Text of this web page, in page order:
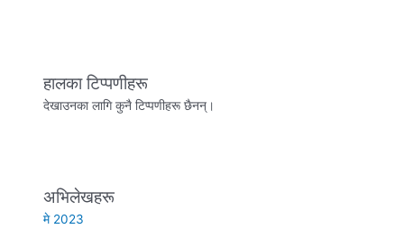
हालका टिप्पणीहरू
देखाउनका लागि कुनै टिप्पणीहरू छैनन्।
अभिलेखहरू
मे 2023